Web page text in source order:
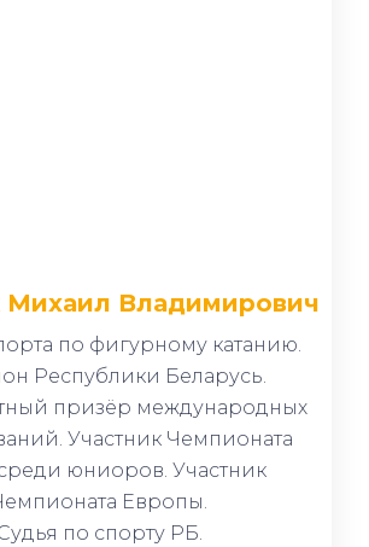
Михаил Владимирович
по фигурному катанию.
Республики Беларусь.
призёр международных
Участник Чемпионата
юниоров. Участник
Европы.
по спорту РБ.